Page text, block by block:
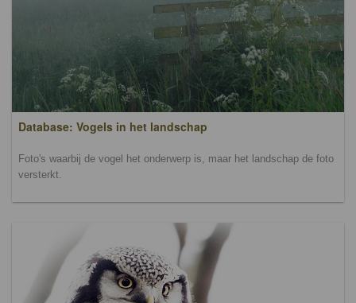
Database: Vogels in het landschap
Foto's waarbij de vogel het onderwerp is, maar het landschap de foto
versterkt.